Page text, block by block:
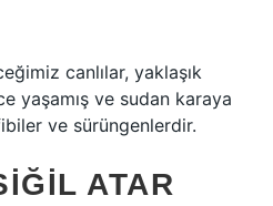
canlılar, yaklaşık
yaşamış ve sudan karaya
ve sürüngenlerdir.
ATAR